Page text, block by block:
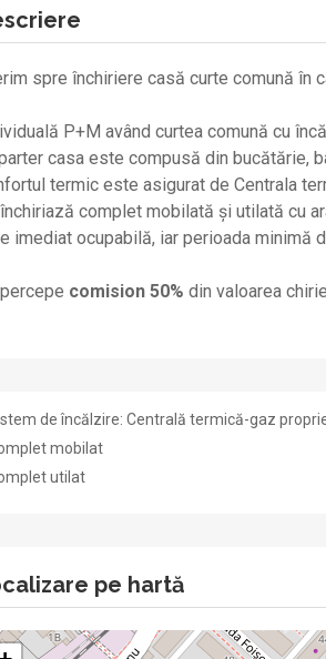
spre închiriere casă curte comună în
P+M având curtea comună cu
casa este compusă din bucătărie,
termic este asigurat de Centrala
complet mobilată și utilată cu
imediat ocupabilă, iar perioada minimă
comision 50% din valoarea
de încălzire: Centrală termică-gaz
mobilat
utilat
pe hartă